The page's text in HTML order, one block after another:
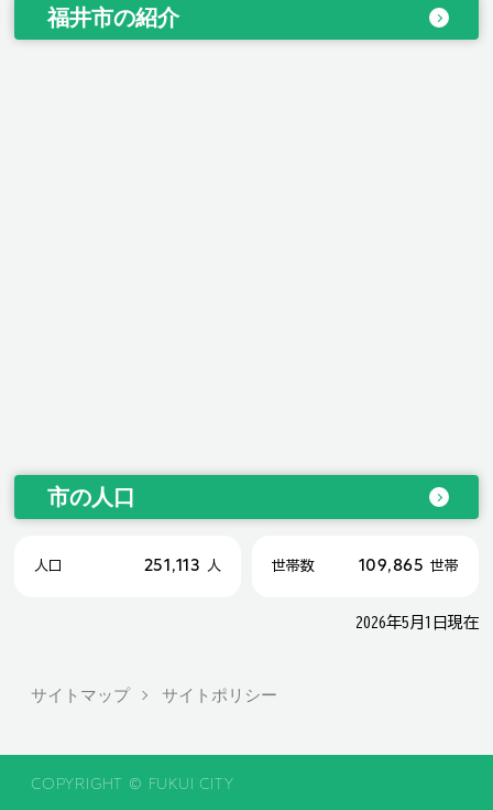
福井市の紹介
市の人口
人口 251,113 人 世帯数 109,865 世帯
2026年5月1日現在
サイトマップ サイトポリシー
COPYRIGHT © FUKUI CITY